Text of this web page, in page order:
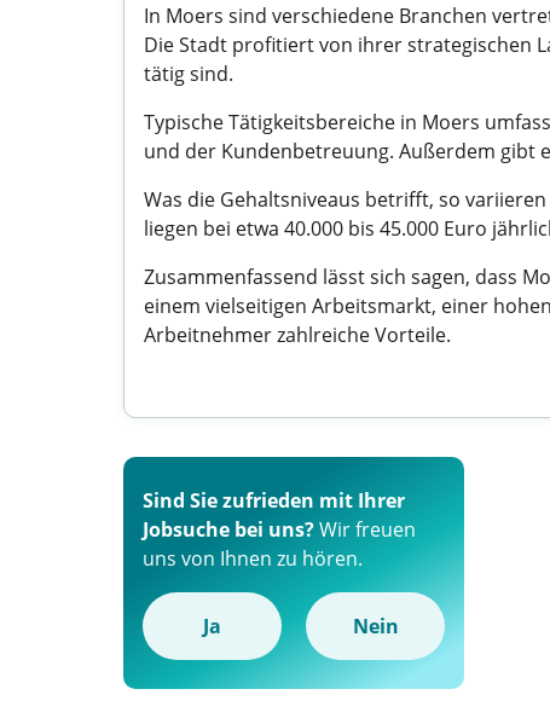
In Moers sind verschiedene Branchen
Die Stadt profitiert von ihrer strategischen
tätig sind.
Typische Tätigkeitsbereiche in Moers
und der Kundenbetreuung. Außerdem gibt
Was die Gehaltsniveaus betrifft, so
liegen bei etwa 40.000 bis 45.000 Euro
Zusammenfassend lässt sich sagen, dass
einem vielseitigen Arbeitsmarkt, einer
Arbeitnehmer zahlreiche Vorteile.
Sind Sie zufrieden mit Ihrer
Jobsuche bei uns?Wir freuen
uns von Ihnen zu hören.
Ja Nein